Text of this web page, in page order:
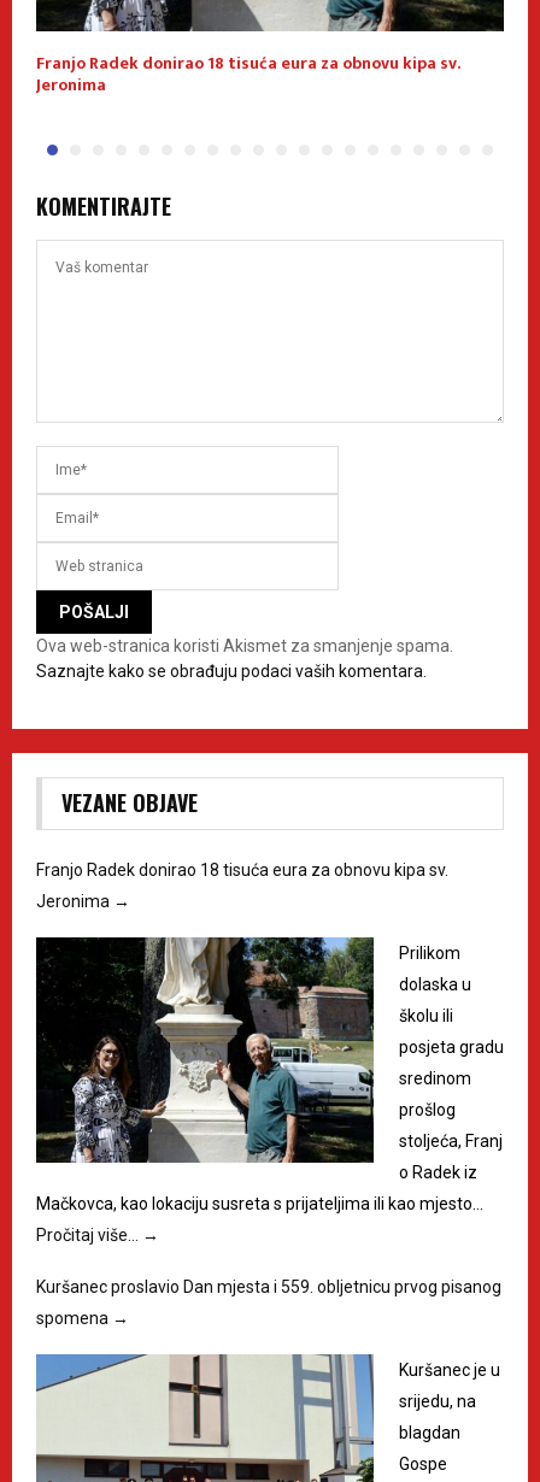
Franjo Radek donirao 18 tisuća eura za obnovu kipa sv.
Jeronima
KOMENTIRAJTE
Ova web-stranica koristi Akismet za smanjenje spama.
Saznajte kako se obrađuju podaci vaših komentara.
VEZANE OBJAVE
Franjo Radek donirao 18 tisuća eura za obnovu kipa sv.
Jeronima →
Prilikom
dolaska u
školu ili
posjeta gradu
sredinom
prošlog
stoljeća, Franj
o Radek iz
Mačkovca, kao lokaciju susreta s prijateljima ili kao mjesto…
Pročitaj više… →
Kuršanec proslavio Dan mjesta i 559. obljetnicu prvog pisanog
spomena →
Kuršanec je u
srijedu, na
blagdan
Gospe